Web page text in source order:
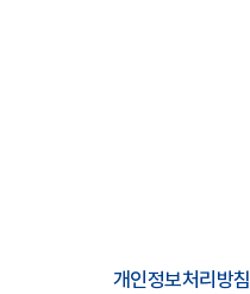
개인정보처리방침